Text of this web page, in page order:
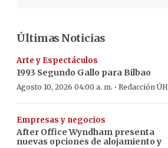
Últimas Noticias
Arte y Espectáculos
1993 Segundo Gallo para Bilbao
Agosto 10, 2026 04:00 a. m. · Redacción ÚH
Empresas y negocios
After Office Wyndham presenta
nuevas opciones de alojamiento y